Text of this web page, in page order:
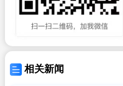
相关新闻